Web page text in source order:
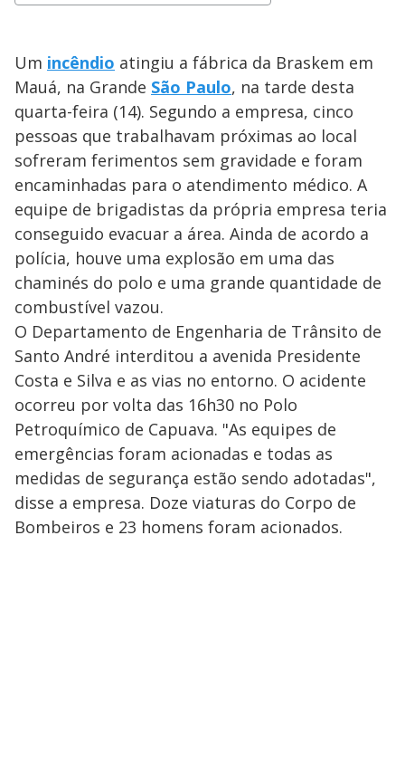
Um incêndio atingiu a fábrica da Braskem em
Mauá, na Grande São Paulo, na tarde desta
quarta-feira (14). Segundo a empresa, cinco
pessoas que trabalhavam próximas ao local
sofreram ferimentos sem gravidade e foram
encaminhadas para o atendimento médico. A
equipe de brigadistas da própria empresa teria
conseguido evacuar a área. Ainda de acordo a
polícia, houve uma explosão em uma das
chaminés do polo e uma grande quantidade de
combustível vazou.
O Departamento de Engenharia de Trânsito de
Santo André interditou a avenida Presidente
Costa e Silva e as vias no entorno. O acidente
ocorreu por volta das 16h30 no Polo
Petroquímico de Capuava. "As equipes de
emergências foram acionadas e todas as
medidas de segurança estão sendo adotadas",
disse a empresa. Doze viaturas do Corpo de
Bombeiros e 23 homens foram acionados.